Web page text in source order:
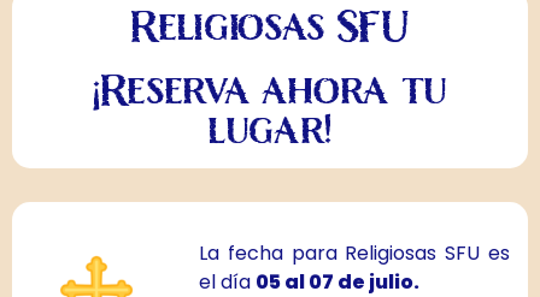
Religiosas SFU
¡Reserva ahora tu
lugar!
La fecha para Religiosas SFU es
el día 05 al 07 de julio.